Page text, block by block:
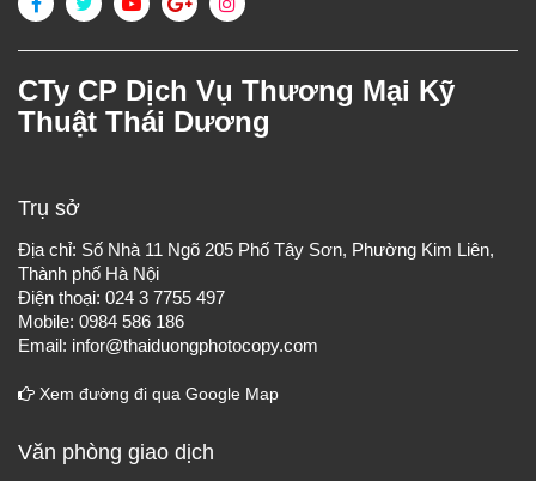
CTy CP Dịch Vụ Thương Mại Kỹ
Thuật Thái Dương
Trụ sở
Địa chỉ: Số Nhà 11 Ngõ 205 Phố Tây Sơn, Phường Kim Liên,
Thành phố Hà Nội
Điện thoại: 024 3 7755 497
Mobile: 0984 586 186
Email: infor@thaiduongphotocopy.com
Xem đường đi qua Google Map
Văn phòng giao dịch